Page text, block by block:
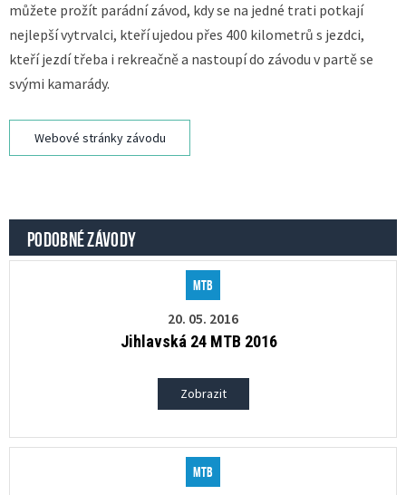
můžete prožít parádní závod, kdy se na jedné trati potkají
nejlepší vytrvalci, kteří ujedou přes 400 kilometrů s jezdci,
kteří jezdí třeba i rekreačně a nastoupí do závodu v partě se
svými kamarády.
Webové stránky závodu
PODOBNÉ ZÁVODY
MTB
20. 05. 2016
Jihlavská 24 MTB 2016
Zobrazit
MTB